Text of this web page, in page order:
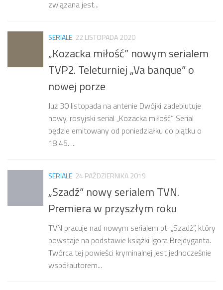
związana jest...
SERIALE 22 LISTOPADA 2020
„Kozacka miłość” nowym serialem
TVP2. Teleturniej „Va banque” o
nowej porze
Już 30 listopada na antenie Dwójki zadebiutuje
nowy, rosyjski serial „Kozacka miłość”. Serial
będzie emitowany od poniedziałku do piątku o
18:45. ...
SERIALE 24 PAŹDZIERNIKA 2019
„Szadź” nowy serialem TVN.
Premiera w przyszłym roku
TVN pracuje nad nowym serialem pt. „Szadź”, który
powstaje na podstawie książki Igora Brejdyganta.
Twórca tej powieści kryminalnej jest jednocześnie
współautorem...